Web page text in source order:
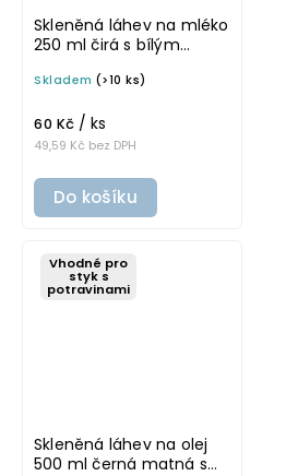
Skleněná láhev na mléko
250 ml čirá s bílým
Skladem (>10 ks)
49,59 Kč bez DPH
60 Kč / ks
Do košíku
Vhodné pro
styk s
potravinami
Skleněná láhev na olej
500 ml černá matná s